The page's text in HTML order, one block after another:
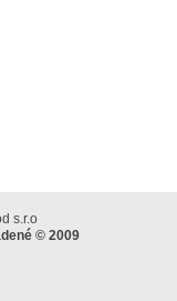
s.r.o
© 2009